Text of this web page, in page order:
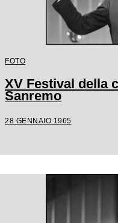
FOTO
XV Festival della
Sanremo
28 GENNAIO 1965